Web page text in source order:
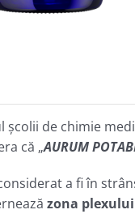
școlii de chimie
că „AURUM
a fi în
zona